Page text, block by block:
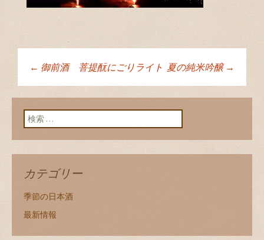
投稿ナビゲーショ
ン
← 御前酒 菩提酛にごりライト 夏の純米吟醸 →
検索:
カテゴリー
季節の日本酒
最新情報